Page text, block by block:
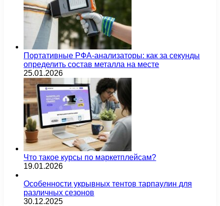
Портативные РФА-анализаторы: как за секунды
определить состав металла на месте
25.01.2026
Что такое курсы по маркетплейсам?
19.01.2026
Особенности укрывных тентов тарпаулин для
различных сезонов
30.12.2025